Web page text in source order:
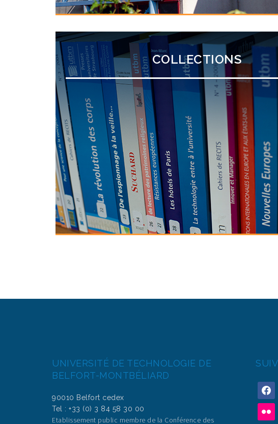
COLLECTIONS
UNIVERSITÉ DE TECHNOLOGIE DE
BELFORT-MONTBÉLIARD
90010 Belfort cedex
Tel : +33 (0) 3 84 58 30 00
Etablissement public membre de la Conférence des